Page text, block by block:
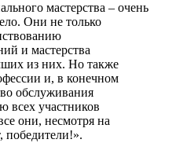
мастерства – очень
Они не только
и мастерства
из них. Но также
и, в конечном
обслуживания
всех участников
они, несмотря на
победители!».